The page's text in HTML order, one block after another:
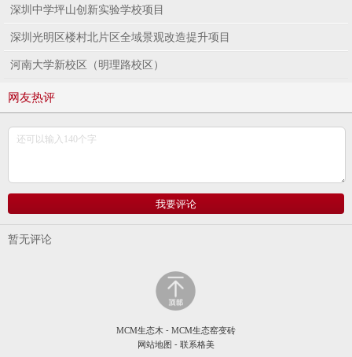
深圳中学坪山创新实验学校项目
深圳光明区楼村北片区全域景观改造提升项目
河南大学新校区（明理路校区）
网友热评
暂无评论
MCM生态木 - MCM生态窑变砖
网站地图 - 联系格美